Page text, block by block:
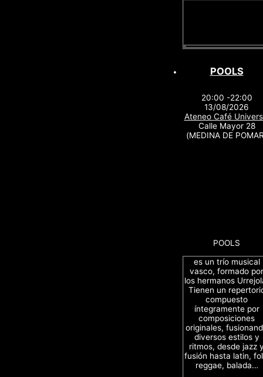
POOLS
20:00 -22:00
13/08/2026
Ateneo Café
Calle Mayor 28
(MEDINA DE
POOLS
es un trío musical
vasco, formado por
los hermanos
Tienen un
compuesto
íntegramente por
composiciones
originales,
diversos estilos y
ritmos, desde jazz
fusión hasta latin,
reggae, balada…